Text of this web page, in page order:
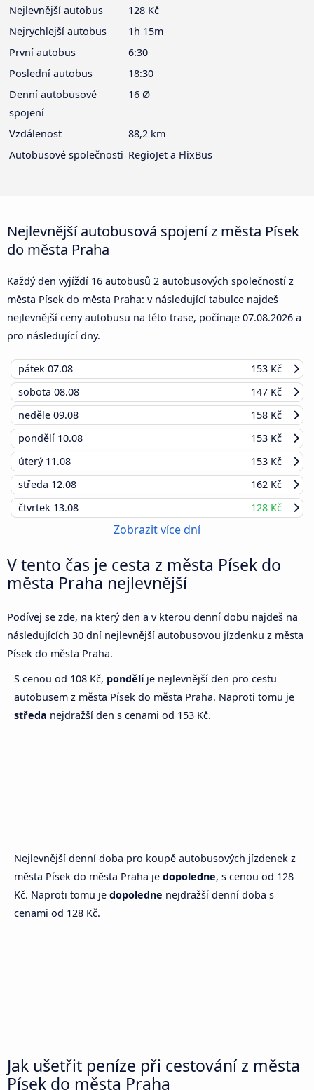
Nejlevnější autobus
128 Kč
Nejrychlejší autobus
1h 15m
První autobus
6:30
Poslední autobus
18:30
Denní autobusové
spojení
16 Ø
Vzdálenost
88,2 km
Autobusové společnosti RegioJet a FlixBus
Nejlevnější autobusová spojení z města Písek
do města Praha
Každý den vyjíždí 16 autobusů 2 autobusových společností z
města Písek do města Praha: v následující tabulce najdeš
nejlevnější ceny autobusu na této trase, počínaje 07.08.2026 a
pro následující dny.
pátek 07.08
153 Kč
sobota 08.08
147 Kč
neděle 09.08
158 Kč
pondělí 10.08
153 Kč
úterý 11.08
153 Kč
středa 12.08
162 Kč
čtvrtek 13.08 128 Kč
Zobrazit více dní
V tento čas je cesta z města Písek do
města Praha nejlevnější
Podívej se zde, na který den a v kterou denní dobu najdeš na
následujících 30 dní nejlevnější autobusovou jízdenku z města
Písek do města Praha.
S cenou od 108 Kč, pondělíje nejlevnější den pro cestu
autobusem z města Písek do města Praha. Naproti tomu je
středa nejdražší den s cenami od 153 Kč.
Nejlevnější denní doba pro koupě autobusových jízdenek z
města Písek do města Praha je dopoledne, s cenou od 128
Kč. Naproti tomu je dopoledne nejdražší denní doba s
cenami od 128 Kč.
Jak ušetřit peníze při cestování z města
Písek do města Praha